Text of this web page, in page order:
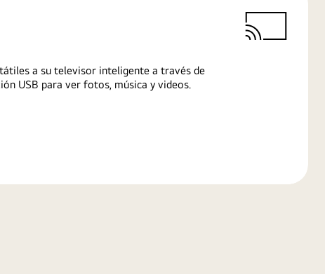
a su televisor inteligente a través de
USB para ver fotos, música y videos.